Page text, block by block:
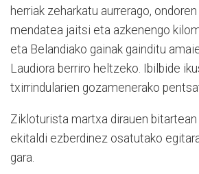
herriak zeharkatu aurrerago,
mendatea jaitsi eta azkenengo
eta Belandiako gainak gainditu
Laudiora berriro heltzeko. Ibilbide
txirrindularien gozamenerako
Zikloturista martxa dirauen bitartean
ekitaldi ezberdinez osatutako
gara.